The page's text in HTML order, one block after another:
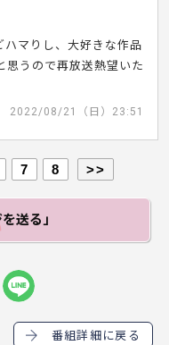
ハマりし、大好きな作品
思うので再放送熱望いた
2022/08/21（日）23:51
7 8 >>
を送る」
番組詳細に戻る